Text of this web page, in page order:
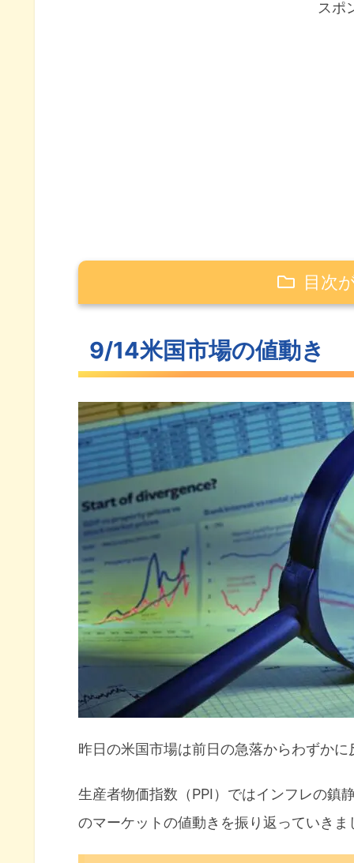
スポ
目次
方向感がつかめなかった米主要
わずかに反落したVIX
S&P500ヒートマップ
セクター別パフォーマンス
S&P500はレンジに残れるかが
米国市場に影響がありそうなト
【PPI発表で方向感つかめない米国
9/14米国市場の値動き
昨日の米国市場は前日の急落からわずかに
生産者物価指数（PPI）ではインフレの鎮
のマーケットの値動きを振り返っていきま